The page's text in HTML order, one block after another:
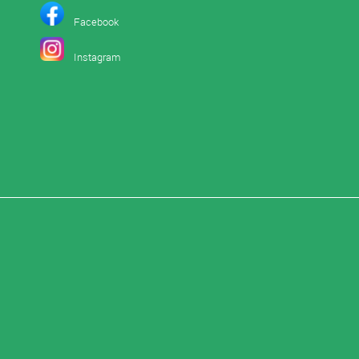
Facebook
Instagram